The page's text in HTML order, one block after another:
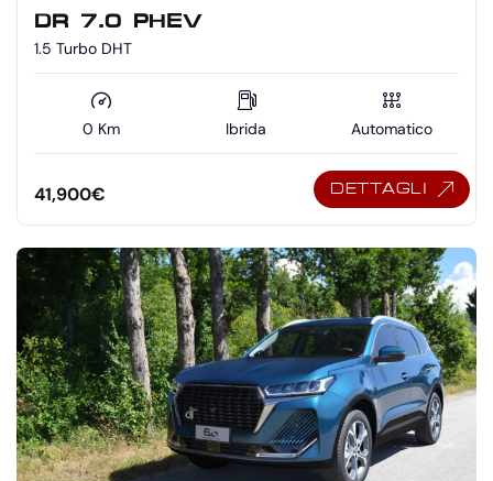
DR 7.0 PHEV
1.5 Turbo DHT
0 Km Ibrida Automatico
41,900€ DETTAGLI